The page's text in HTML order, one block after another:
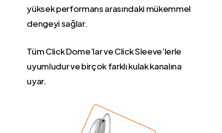
yüksek performans arasındaki mükemmel
dengeyi sağlar.
Tüm Click Dome’lar ve Click Sleeve’lerle
uyumludur ve birçok farklı kulak kanalına
uyar.